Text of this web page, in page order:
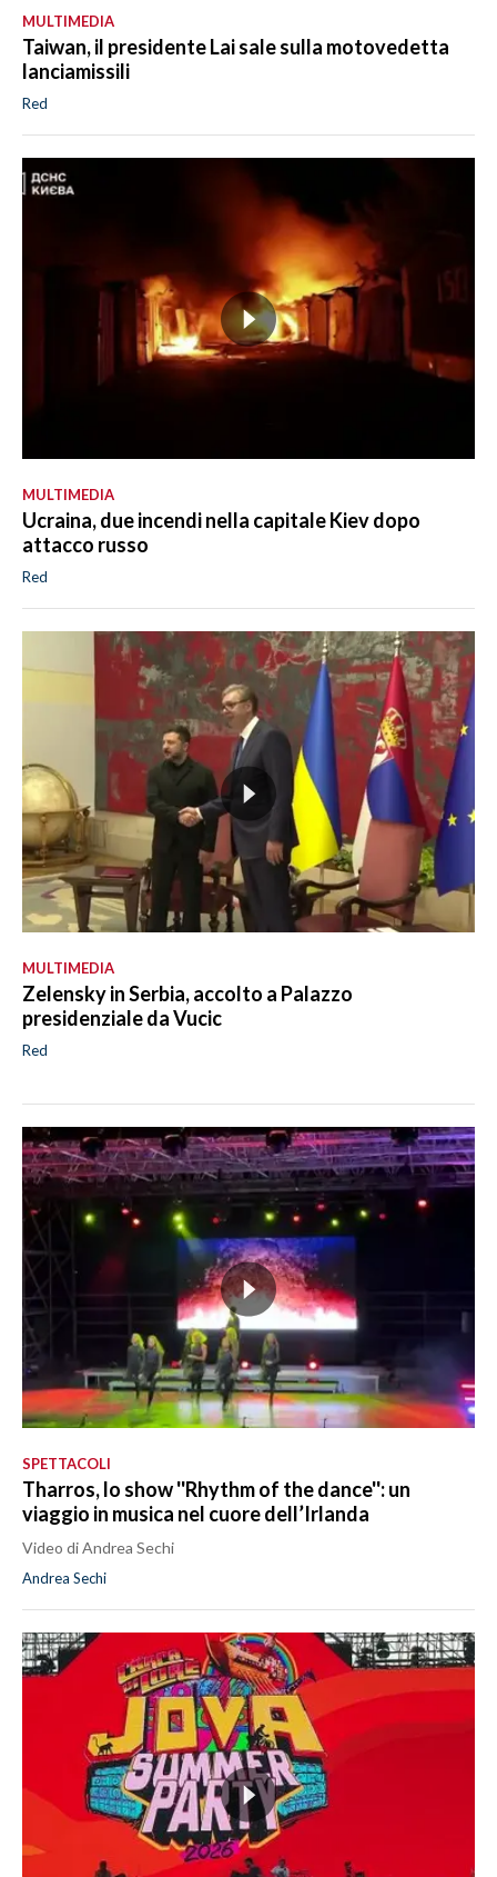
MULTIMEDIA
Taiwan, il presidente Lai sale sulla motovedetta
lanciamissili
Red
MULTIMEDIA
Ucraina, due incendi nella capitale Kiev dopo
attacco russo
Red
MULTIMEDIA
Zelensky in Serbia, accolto a Palazzo
presidenziale da Vucic
Red
SPETTACOLI
Tharros, lo show ''Rhythm of the dance'': un
viaggio in musica nel cuore dell’Irlanda
Video di Andrea Sechi
Andrea Sechi